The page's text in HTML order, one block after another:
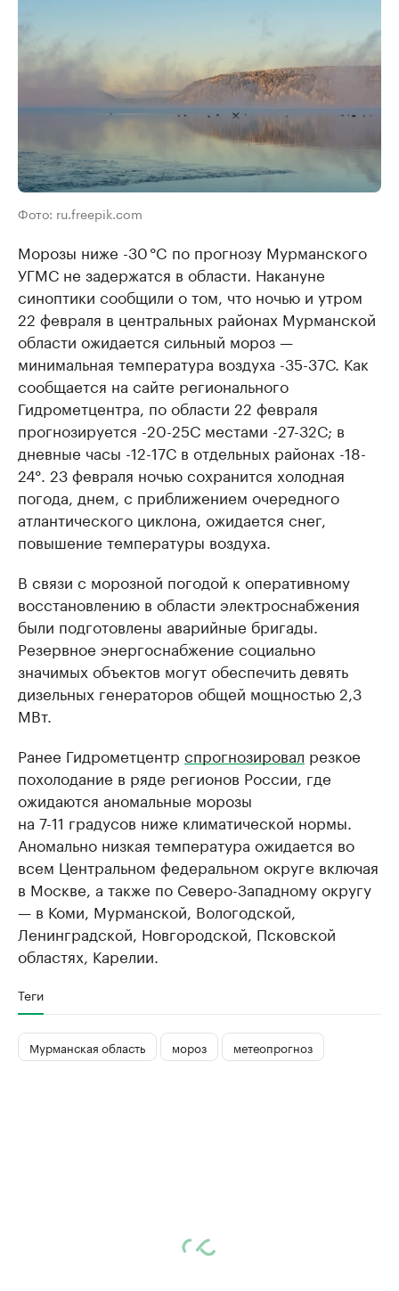
Фото: ru.freepik.com
Морозы ниже -30 °C по прогнозу Мурманского
УГМС не задержатся в области. Накануне
синоптики сообщили о том, что ночью и утром
22 февраля в центральных районах Мурманской
области ожидается сильный мороз —
минимальная температура воздуха -35-37С. Как
сообщается на сайте регионального
Гидрометцентра, по области 22 февраля
прогнозируется -20-25С местами -27-32С; в
дневные часы -12-17С в отдельных районах -18-
24°. 23 февраля ночью сохранится холодная
погода, днем, с приближением очередного
атлантического циклона, ожидается снег,
повышение температуры воздуха.
В связи с морозной погодой к оперативному
восстановлению в области электроснабжения
были подготовлены аварийные бригады.
Резервное энергоснабжение социально
значимых объектов могут обеспечить девять
дизельных генераторов общей мощностью 2,3
МВт.
Ранее Гидрометцентр спрогнозировал резкое
похолодание в ряде регионов России, где
ожидаются аномальные морозы
на 7-11 градусов ниже климатической нормы.
Аномально низкая температура ожидается во
всем Центральном федеральном округе включая
в Москве, а также по Северо-Западному округу
— в Коми, Мурманской, Вологодской,
Ленинградской, Новгородской, Псковской
областях, Карелии.
Теги
Мурманская область мороз метеопрогноз